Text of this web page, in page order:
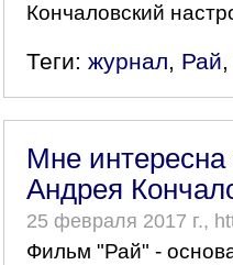
Кончаловский
Теги: журнал, Рай,
Мне
Андрея
25 февраля 2017 г.,
Фильм "Рай" -